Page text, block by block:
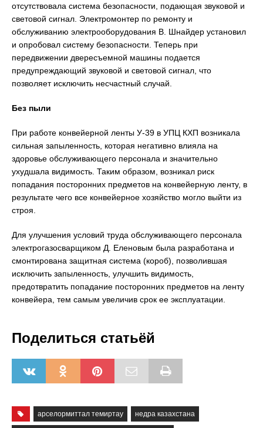
отсутствовала система безопасности, подающая звуковой и
световой сигнал. Электромонтер по ремонту и
обслуживанию электрооборудования В. Шнайдер установил
и опробовал систему безопасности. Теперь при
передвижении двересъемной машины подается
предупреждающий звуковой и световой сигнал, что
позволяет исключить несчастный случай.
Без пыли
При работе конвейерной ленты У-39 в УПЦ КХП возникала
сильная запыленность, которая негативно влияла на
здоровье обслуживающего персонала и значительно
ухудшала видимость. Таким образом, возникал риск
попадания посторонних предметов на конвейерную ленту, в
результате чего все конвейерное хозяйство могло выйти из
строя.
Для улучшения условий труда обслуживающего персонала
электрогазосварщиком Д. Еленовым была разработана и
смонтирована защитная система (короб), позволившая
исключить запыленность, улучшить видимость,
предотвратить попадание посторонних предметов на ленту
конвейера, тем самым увеличив срок ее эксплуатации.
Поделиться статьёй
арселормиттал темиртау недра казахстана